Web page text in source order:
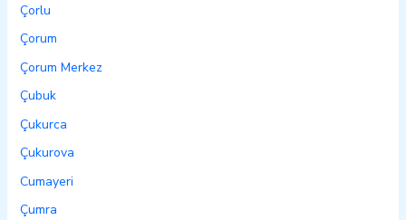
Çorlu
Çorum
Çorum Merkez
Çubuk
Çukurca
Çukurova
Cumayeri
Çumra